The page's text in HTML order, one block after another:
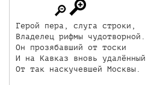
Герой пера, слуга строки,
Владелец рифмы чудотворной.
Он прозябавший от тоски
И на Кавказ вновь удалённый
От так наскучевшей Москвы.